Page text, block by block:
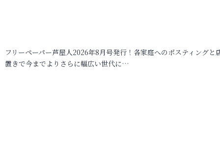
フリーペーパー芦屋人2026年8月号発行！各家庭へのポスティングと
置きで今までよりさらに幅広い世代に…